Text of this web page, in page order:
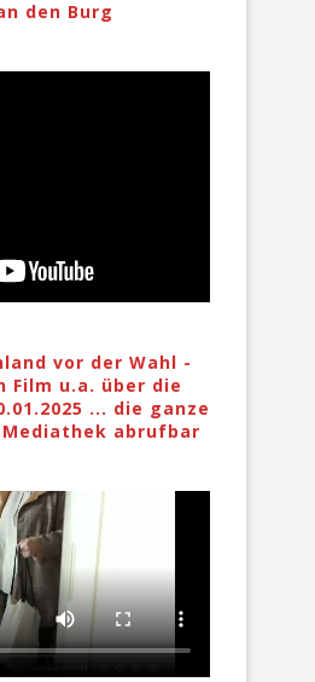
den Burg
vor der Wahl -
Film u.a. über die
... die ganze
Mediathek abrufbar